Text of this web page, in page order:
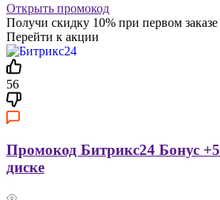
Открыть промокод
Получи скидку 10% при первом
Перейти к акции
56
Промокод Битрикс24 Бонус
диске